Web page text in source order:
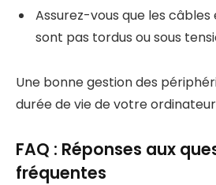
Assurez-vous que les
sont pas tordus ou sous
Une bonne gestion des
durée de vie de votre
FAQ : Réponses aux
fréquentes